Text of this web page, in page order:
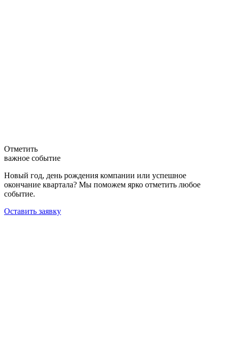
Отметить
важное событие
Новый год, день рождения компании или успешное
окончание квартала? Мы поможем ярко отметить любое
событие.
Оставить заявку